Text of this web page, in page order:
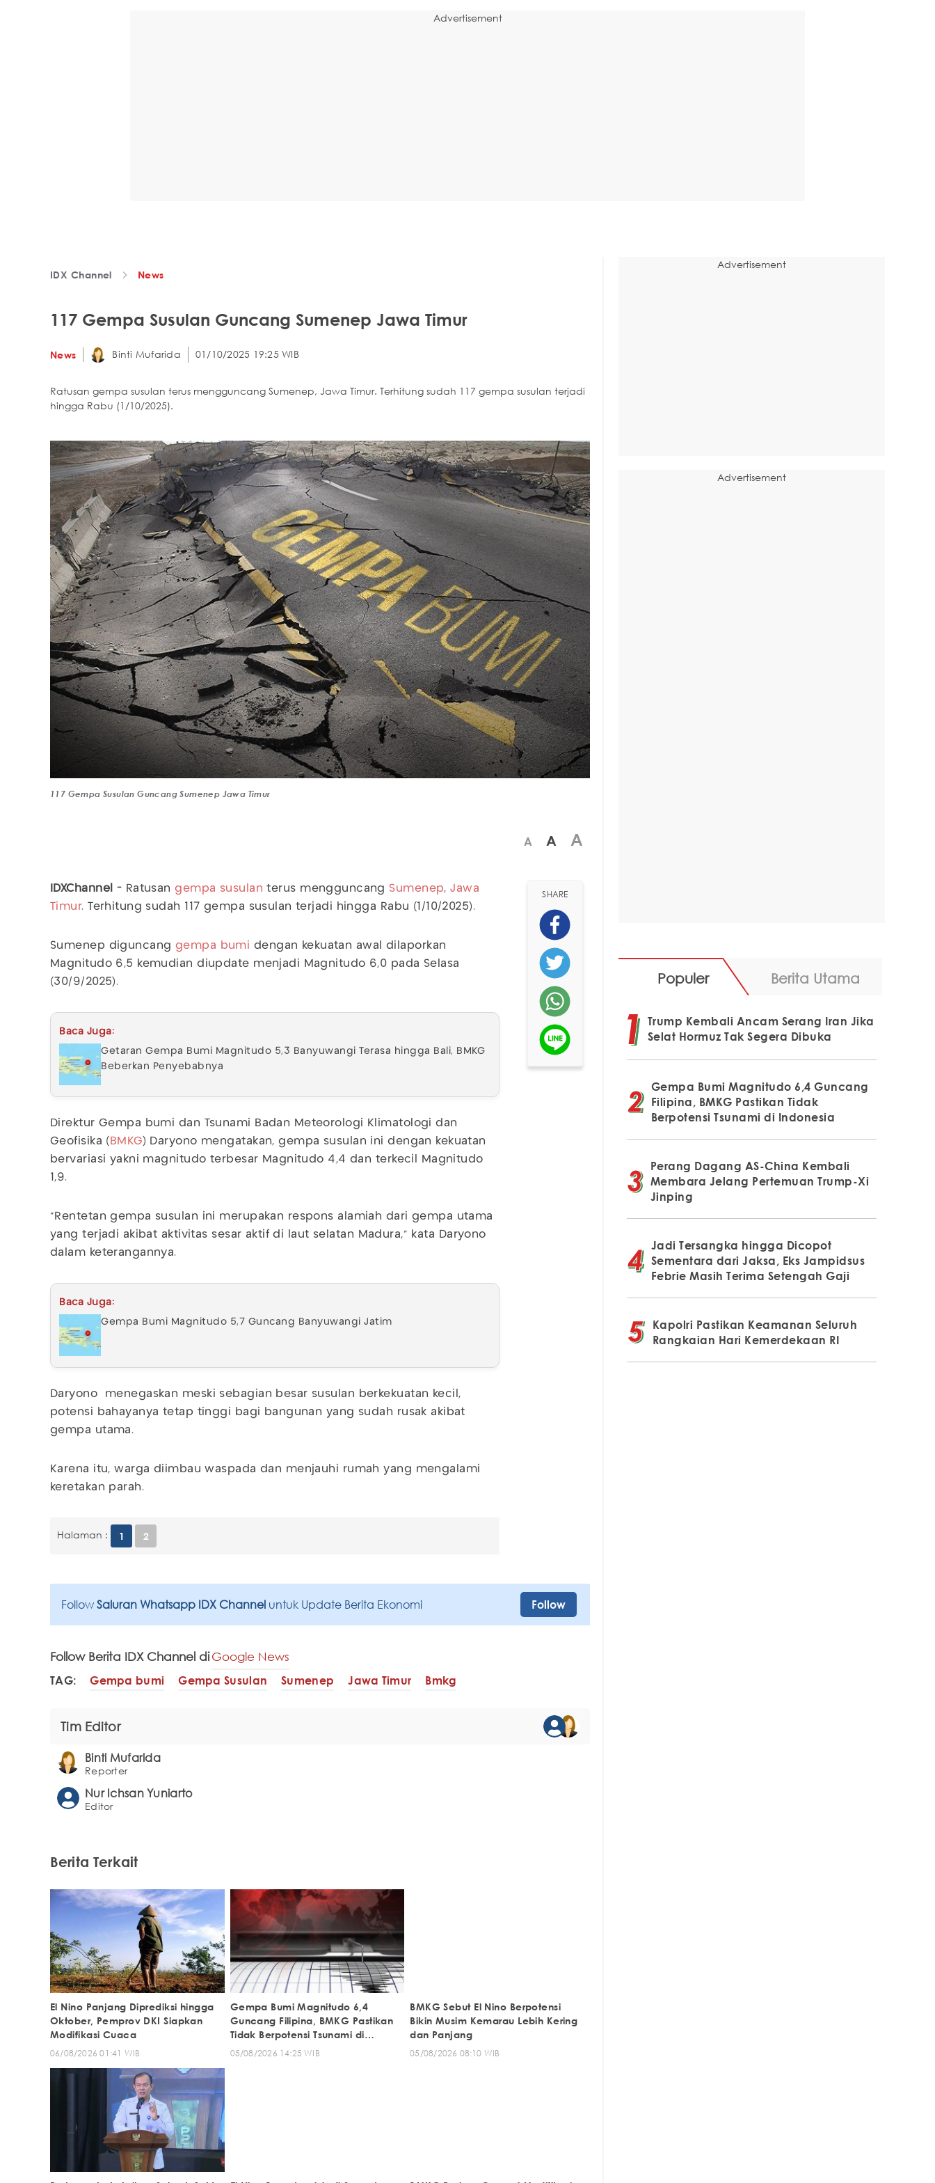
Advertisement
IDX Channel News
117 Gempa Susulan Guncang Sumenep Jawa Timur
News Binti Mufarida 01/10/2025 19:25 WIB
Ratusan gempa susulan terus mengguncang Sumenep, Jawa Timur. Terhitung sudah 117 gempa susulan terjadi
hingga Rabu (1/10/2025).
117 Gempa Susulan Guncang Sumenep Jawa Timur
A A A
IDXChannel - Ratusangempa susulan terus mengguncang Sumenep,Jawa
Timur. Terhitung sudah 117 gempa susulan terjadi hingga Rabu (1/10/2025).
Sumenep diguncang gempa bumi dengan kekuatan awal dilaporkan
Magnitudo 6,5 kemudian diupdate menjadi Magnitudo 6,0 pada Selasa
(30/9/2025).
Baca Juga:
Getaran Gempa Bumi Magnitudo 5,3 Banyuwangi Terasa hingga Bali, BMKG
Beberkan Penyebabnya
Direktur Gempa bumi dan Tsunami Badan Meteorologi Klimatologi dan
Geofisika ( BMKG) Daryono mengatakan, gempa susulan ini dengan kekuatan
bervariasi yakni magnitudo terbesar Magnitudo 4,4 dan terkecil Magnitudo
1,9.
“Rentetan gempa susulan ini merupakan respons alamiah dari gempa utama
yang terjadi akibat aktivitas sesar aktif di laut selatan Madura,” kata Daryono
dalam keterangannya.
Baca Juga:
Gempa Bumi Magnitudo 5,7 Guncang Banyuwangi Jatim
Daryono menegaskan meski sebagian besar susulan berkekuatan kecil,
potensi bahayanya tetap tinggi bagi bangunan yang sudah rusak akibat
gempa utama.
Karena itu, warga diimbau waspada dan menjauhi rumah yang mengalami
keretakan parah.
Halaman : 1 2
SHARE
Follow Saluran Whatsapp IDX Channel untuk Update Berita Ekonomi Follow
Follow Berita IDX Channel diGoogle News
TAG: Gempa bumi Gempa Susulan Sumenep Jawa Timur Bmkg
Tim Editor
Binti Mufarida
Reporter
Nur Ichsan Yuniarto
Editor
Berita Terkait
El Nino Panjang Diprediksi hingga
Oktober, Pemprov DKI Siapkan
Modifikasi Cuaca
06/08/2026 01:41 WIB
Gempa Bumi Magnitudo 6,4
Guncang Filipina, BMKG Pastikan
Tidak Berpotensi Tsunami di
Indonesia
05/08/2026 14:25 WIB
BMKG Sebut El Nino Berpotensi
Bikin Musim Kemarau Lebih Kering
dan Panjang
05/08/2026 08:10 WIB
Advertisement
Advertisement
Populer Berita Utama
Trump Kembali Ancam Serang Iran Jika
Selat Hormuz Tak Segera Dibuka
Gempa Bumi Magnitudo 6,4 Guncang
Filipina, BMKG Pastikan Tidak
Berpotensi Tsunami di Indonesia
Perang Dagang AS-China Kembali
Membara Jelang Pertemuan Trump-Xi
Jinping
Jadi Tersangka hingga Dicopot
Sementara dari Jaksa, Eks Jampidsus
Febrie Masih Terima Setengah Gaji
Kapolri Pastikan Keamanan Seluruh
Rangkaian Hari Kemerdekaan RI